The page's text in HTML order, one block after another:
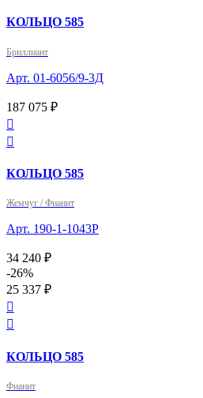
КОЛЬЦО 585
Бриллиант
Арт. 01-6056/9-3Д
187 075 ₽


КОЛЬЦО 585
Жемчуг / Фианит
Арт. 190-1-1043Р
34 240 ₽
-26%
25 337 ₽


КОЛЬЦО 585
Фианит